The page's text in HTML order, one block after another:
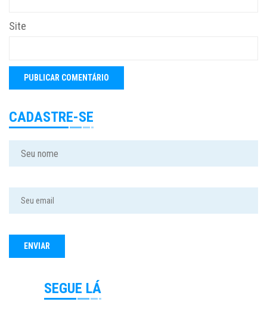
Site
CADASTRE-SE
SEGUE LÁ